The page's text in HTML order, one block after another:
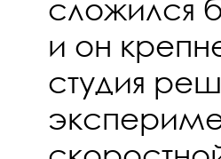
сложился
и он
студия